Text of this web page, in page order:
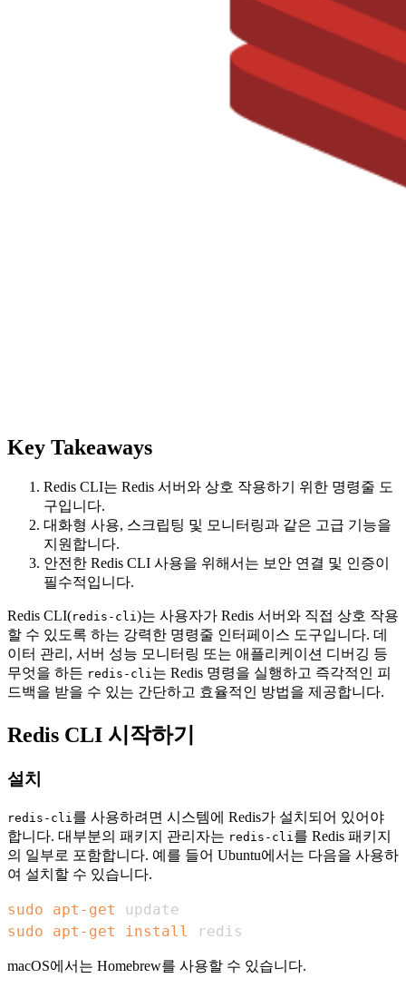
Key Takeaways
Redis CLI는 Redis 서버와 상호 작용하기 위한 명령줄 도
구입니다.
대화형 사용, 스크립팅 및 모니터링과 같은 고급 기능을
지원합니다.
안전한 Redis CLI 사용을 위해서는 보안 연결 및 인증이
필수적입니다.
Redis CLI(redis-cli)는 사용자가 Redis 서버와 직접 상호 작용
할 수 있도록 하는 강력한 명령줄 인터페이스 도구입니다. 데
이터 관리, 서버 성능 모니터링 또는 애플리케이션 디버깅 등
무엇을 하든 redis-cli는 Redis 명령을 실행하고 즉각적인 피
드백을 받을 수 있는 간단하고 효율적인 방법을 제공합니다.
Redis CLI 시작하기
설치
redis-cli 를 사용하려면 시스템에 Redis가 설치되어 있어야
합니다. 대부분의 패키지 관리자는 redis-cli 를 Redis 패키지
의 일부로 포함합니다. 예를 들어 Ubuntu에서는 다음을 사용하
여 설치할 수 있습니다.
sudo apt-get
sudo
apt-get install redis
macOS에서는 Homebrew를 사용할 수 있습니다.